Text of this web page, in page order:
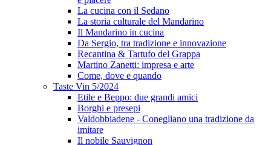
La cucina con il Sedano
La storia culturale del Mandarino
Il Mandarino in cucina
Da Sergio, tra tradizione e innovazione
Recantina & Tartufo del Grappa
Martino Zanetti: impresa e arte
Come, dove e quando
Taste Vin 5/2024
Etile e Beppo: due grandi amici
Borghi e presepi
Valdobbiadene - Conegliano una tradizione da
imitare
Il nobile Sauvignon